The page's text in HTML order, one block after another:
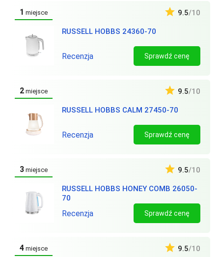
1 miejsce
RUSSELL HOBBS 24360-70
9.5/10
Recenzja Sprawdź cenę
2 miejsce
RUSSELL HOBBS CALM 27450-70
9.5/10
Recenzja Sprawdź cenę
3 miejsce
RUSSELL HOBBS HONEY COMB 26050-
70
9.5/10
Recenzja Sprawdź cenę
4 miejsce 9.5/10